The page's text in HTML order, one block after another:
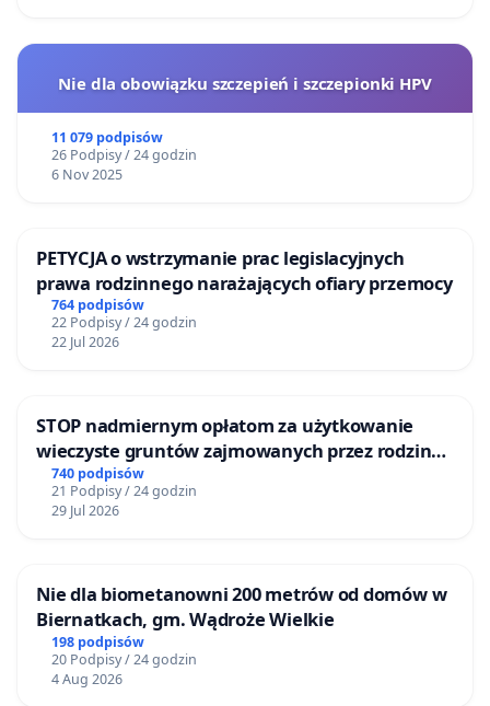
Nie dla obowiązku szczepień i szczepionki HPV
11 079 podpisów
26 Podpisy / 24 godzin
6 Nov 2025
PETYCJA o wstrzymanie prac legislacyjnych
prawa rodzinnego narażających ofiary przemocy
764 podpisów
22 Podpisy / 24 godzin
22 Jul 2026
STOP nadmiernym opłatom za użytkowanie
wieczyste gruntów zajmowanych przez rodzinne
ogrody działkowe.
740 podpisów
21 Podpisy / 24 godzin
29 Jul 2026
Nie dla biometanowni 200 metrów od domów w
Biernatkach, gm. Wądroże Wielkie
198 podpisów
20 Podpisy / 24 godzin
4 Aug 2026